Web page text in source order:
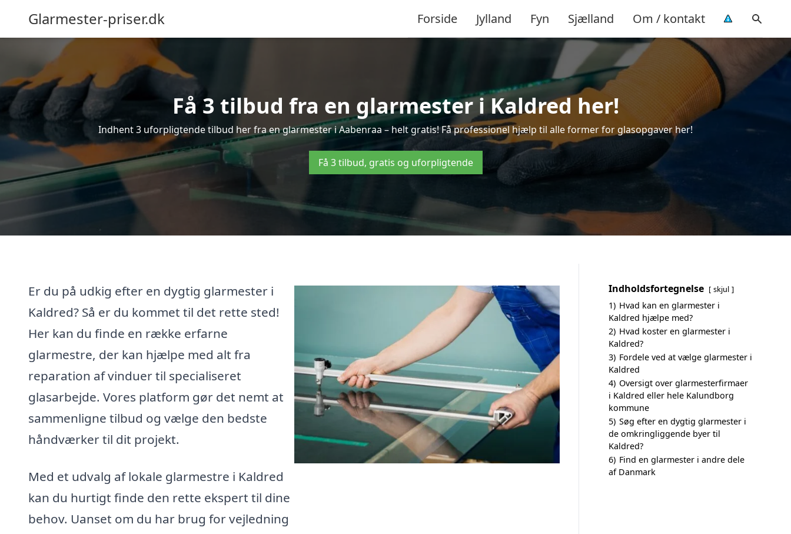
Glarmester-priser.dk Forside Jylland Fyn Sjælland Om / kontakt
Få 3 tilbud fra en glarmester i Kaldred her!
Indhent 3 uforpligtende tilbud her fra en glarmester i Aabenraa – helt gratis! Få professionel hjælp til alle former for glasopgaver her!
Få 3 tilbud, gratis og uforpligtende
Er du på udkig efter en dygtig glarmester i
Kaldred? Så er du kommet til det rette sted!
Her kan du finde en række erfarne
glarmestre, der kan hjælpe med alt fra
reparation af vinduer til specialiseret
glasarbejde. Vores platform gør det nemt at
sammenligne tilbud og vælge den bedste
håndværker til dit projekt.
Med et udvalg af lokale glarmestre i Kaldred
kan du hurtigt finde den rette ekspert til dine
behov. Uanset om du har brug for vejledning
Indholdsfortegnelse skjul
1) Hvad kan en glarmester i
Kaldred hjælpe med?
2) Hvad koster en glarmester i
Kaldred?
3) Fordele ved at vælge glarmester i
Kaldred
4) Oversigt over glarmesterfirmaer
i Kaldred eller hele Kalundborg
kommune
5) Søg efter en dygtig glarmester i
de omkringliggende byer til
Kaldred?
6) Find en glarmester i andre dele
af Danmark